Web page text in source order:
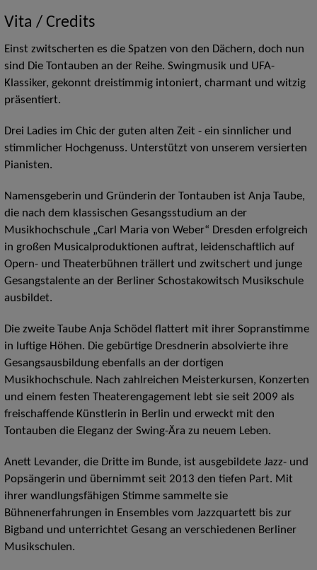
Vita / Credits
Einst zwitscherten es die Spatzen von den Dächern, doch nun
sind Die Tontauben an der Reihe. Swingmusik und UFA-
Klassiker, gekonnt dreistimmig intoniert, charmant und witzig
präsentiert.
Drei Ladies im Chic der guten alten Zeit - ein sinnlicher und
stimmlicher Hochgenuss. Unterstützt von unserem versierten
Pianisten.
Namensgeberin und Gründerin der Tontauben ist Anja Taube,
die nach dem klassischen Gesangsstudium an der
Musikhochschule „Carl Maria von Weber“ Dresden erfolgreich
in großen Musicalproduktionen auftrat, leidenschaftlich auf
Opern- und Theaterbühnen trällert und zwitschert und junge
Gesangstalente an der Berliner Schostakowitsch Musikschule
ausbildet.
Die zweite Taube Anja Schödel flattert mit ihrer Sopranstimme
in luftige Höhen. Die gebürtige Dresdnerin absolvierte ihre
Gesangsausbildung ebenfalls an der dortigen
Musikhochschule. Nach zahlreichen Meisterkursen, Konzerten
und einem festen Theaterengagement lebt sie seit 2009 als
freischaffende Künstlerin in Berlin und erweckt mit den
Tontauben die Eleganz der Swing-Ära zu neuem Leben.
Anett Levander, die Dritte im Bunde, ist ausgebildete Jazz- und
Popsängerin und übernimmt seit 2013 den tiefen Part. Mit
ihrer wandlungsfähigen Stimme sammelte sie
Bühnenerfahrungen in Ensembles vom Jazzquartett bis zur
Bigband und unterrichtet Gesang an verschiedenen Berliner
Musikschulen.